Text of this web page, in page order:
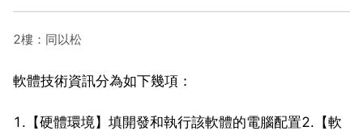
2樓：同以松
軟體技術資訊分為如下幾項：
1.【硬體環境】填開發和執行該軟體的電腦配置2.【軟